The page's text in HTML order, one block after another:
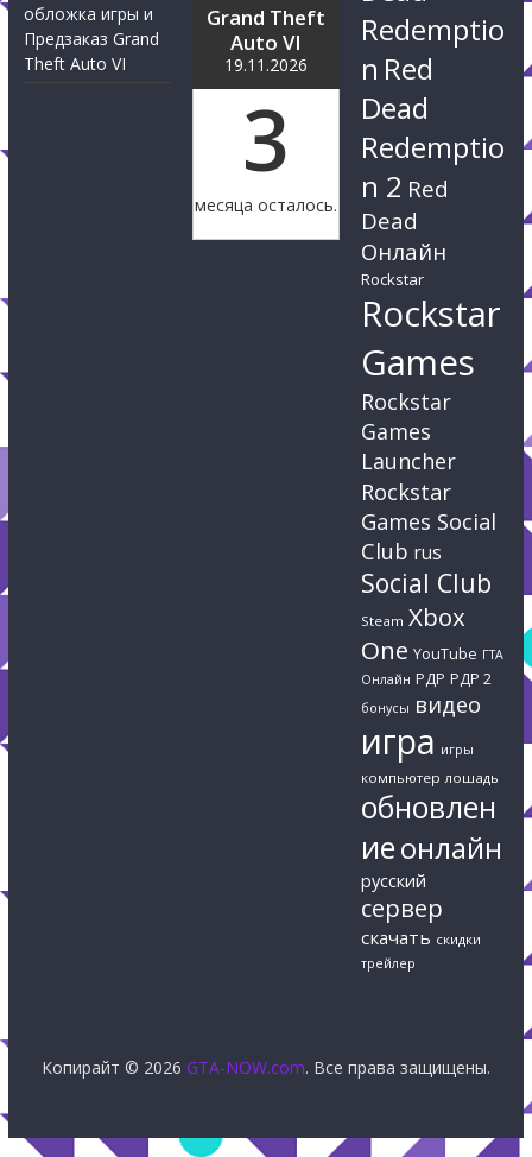
обложка игры и
Предзаказ Grand
Theft Auto VI
Grand Theft
Auto VI
19.11.2026
3
месяца осталось.
Redemptio
n Red
Dead
Redemptio
n 2 Red
Dead
Онлайн
Rockstar
Rockstar
Games
Rockstar
Games
Launcher
Rockstar
Games Social
Club rus
Social Club
Steam Xbox
One YouTube ГТА
Онлайн РДР РДР 2
бонусы видео
игра игры
компьютер лошадь
обновлен
иеонлайн
русский
сервер
скачать скидки
трейлер
Копирайт © 2026 GTA-NOW.com. Все права защищены.